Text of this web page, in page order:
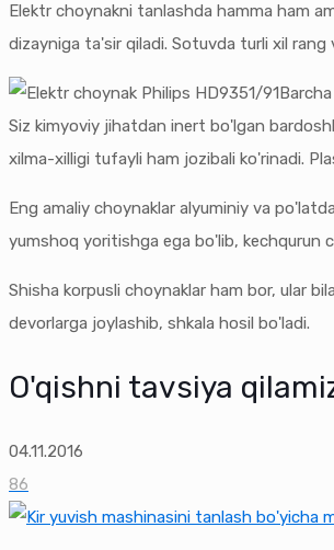
Elektr choynakni tanlashda hamma ham
dizayniga ta'sir qiladi. Sotuvda turli xil
Siz kimyoviy jihatdan inert bo'lgan
xilma-xilligi tufayli ham jozibali ko'rinadi.
Eng amaliy choynaklar alyuminiy va
yumshoq yoritishga ega bo'lib, kechqurun
Shisha korpusli choynaklar ham bor, ular
devorlarga joylashib, shkala hosil bo'ladi.
O'qishni tavsiya
04.11.2016
86